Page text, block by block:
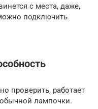
с места, даже,
подключить
проверить, работает
лампочки.